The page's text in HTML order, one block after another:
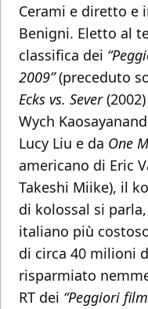
Cerami e diretto e
Benigni. Eletto al
classifica dei
2009”(preceduto
Ecks vs. Sever
Wych
Lucy Liu e da One
americano di Eric
Takeshi Miike), il
di kolossal si
italiano più
di circa 40 milioni
risparmiato
RT dei “Peggiori